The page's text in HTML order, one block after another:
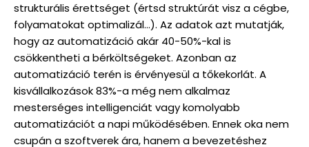
strukturális érettséget (értsd struktúrát visz a cégbe,
folyamatokat optimalizál…). Az adatok azt mutatják,
hogy az automatizáció akár 40-50%-kal is
csökkentheti a bérköltségeket. Azonban az
automatizáció terén is érvényesül a tőkekorlát. A
kisvállalkozások 83%-a még nem alkalmaz
mesterséges intelligenciát vagy komolyabb
automatizációt a napi működésében. Ennek oka nem
csupán a szoftverek ára, hanem a bevezetéshez